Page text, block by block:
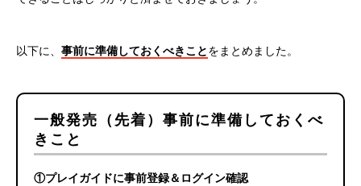
以下に、 事前に準備しておくべきことをまとめました。
一般発売（先着）事前に準備しておくべ
きこと
①プレイガイドに事前登録＆ログイン確認